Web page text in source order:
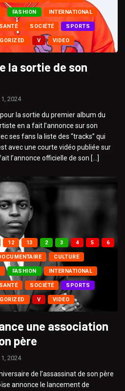
FASHION INTERNATIONAL
SANTÉ SOCIÉTÉ SPORTS
V VIDEO
la sortie de son
2024
la sortie du premier album du
en a fait l’annonce sur son
ses fans la liste des “tracks” qui
avec une courte vidéo publiée sur
l’annonce officielle de son […]
12 13 2 3 4 5 6
CULTURE
FASHION INTERNATIONAL
SANTÉ SOCIÉTÉ SPORTS
V VIDEO
une association
père
2024
de l’assassinat de son père
annonce le lancement de